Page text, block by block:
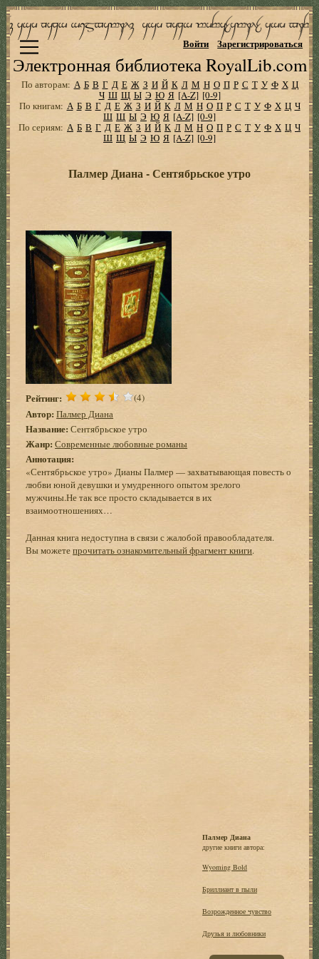
Электронная библиотека RoyalLib.com
Войти Зарегистрироваться
По авторам: А Б В Г Д Е Ж З И Й К Л М Н О П Р С Т У Ф Х Ц
Ч Ш Щ Ы Э Ю Я [A-Z] [0-9]
По книгам: А Б В Г Д Е Ж З И Й К Л М Н О П Р С Т У Ф Х Ц Ч
Ш Щ Ы Э Ю Я [A-Z] [0-9]
По сериям: А Б В Г Д Е Ж З И Й К Л М Н О П Р С Т У Ф Х Ц Ч
Ш Щ Ы Э Ю Я [A-Z] [0-9]
Палмер Диана - Сентябрьское утро
Рейтинг: (4)
Автор: Палмер Диана
Название: Сентябрьское утро
Жанр: Современные любовные романы
Аннотация:
«Сентябрьское утро» Дианы Палмер — захватывающая повесть о
любви юной девушки и умудренного опытом зрелого
мужчины.Не так все просто складывается в их
взаимоотношениях…
Данная книга недоступна в связи с жалобой правообладателя.
Вы можетепрочитать ознакомительный фрагмент книги.
Палмер Диана
другие книги автора:
Wyoming Bold
Бриллиант в пыли
Возрожденное чувство
Друзья и любовники